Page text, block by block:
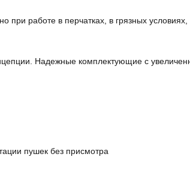
работе в перчатках, в грязных
Надежные комплектующие с
пушек без присмотра